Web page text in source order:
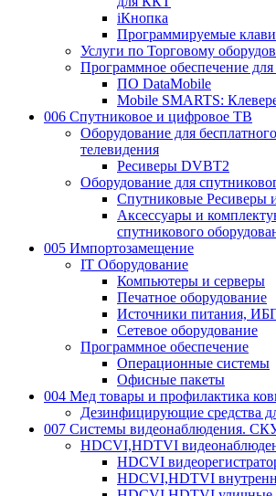
iКнопка
Программируемые
Услуги по Торговому
Программное обеспечение
ПО DataMobile
Mobile SMARTS:
006 Спутниковое и цифровое ТВ
Оборудование для
телевидения
Ресиверы DVBT2
Оборудование для
Спутниковые Ресиверы
Аксессуары и
спутникового
005 Импортозамещение
IT Оборудование
Компьютеры и серверы
Печатное оборудование
Источники питания,
Сетевое оборудование
Программное обеспечение
Операционные системы
Офисные пакеты
004 Мед товары и профилактика
Дезинфицирующие средства
007 Системы видеонаблюдения.
HDCVI,HDTVI
HDCVI
HDCVI,HDTVI